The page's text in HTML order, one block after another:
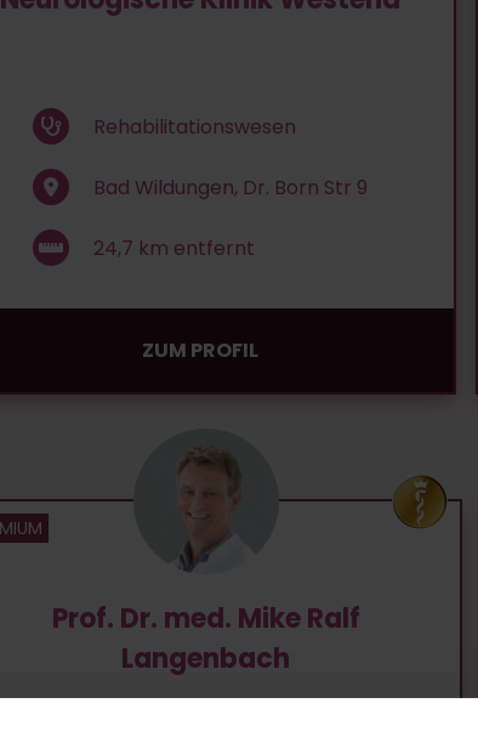
Rehabilitationswesen
Bad Wildungen, Dr. Born Str 9
24,7 km entfernt
ZUM PROFIL
Prof. Dr. med. Mike Ralf
Langenbach